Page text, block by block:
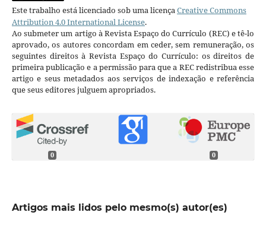
Este trabalho está licenciado sob uma licençaCreative Commons
Attribution 4.0 International License.
Ao submeter um artigo à Revista Espaço do Currículo (REC) e tê-lo
aprovado, os autores concordam em ceder, sem remuneração, os
seguintes direitos à Revista Espaço do Currículo: os direitos de
primeira publicação e a permissão para que a REC redistribua esse
artigo e seus metadados aos serviços de indexação e referência
que seus editores julguem apropriados.
0 0
Artigos mais lidos pelo mesmo(s) autor(es)